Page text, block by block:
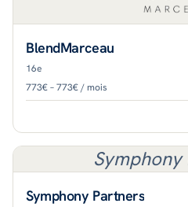
BlendMarceau
16e
773€ – 773€ / mois
Symphony Partners